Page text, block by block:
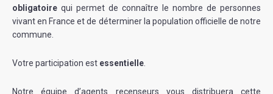
obligatoire qui permet de connaître le nombre de personnes
vivant en France et de déterminer la population officielle de notre
commune.
Votre participation est essentielle
Notre équipe d’agents recenseurs vous distribuera cette